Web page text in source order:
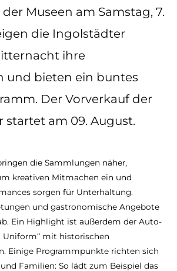
Museen am Samstag, 7.
die Ingolstädter
ihre
und bieten ein buntes
Der Vorverkauf der
startet am 09. August.
die Sammlungen näher,
kreativen Mitmachen ein und
sorgen für Unterhaltung.
und gastronomische Angebote
Ein Highlight ist außerdem der Auto-
Uniform“ mit historischen
Einige Programmpunkte richten sich
Familien: So lädt zum Beispiel das